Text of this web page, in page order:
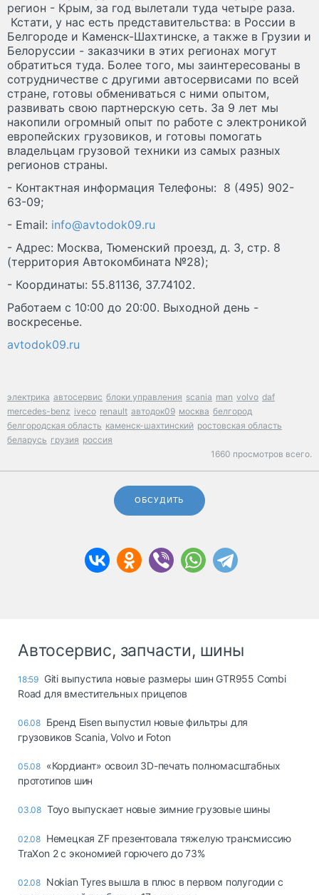
регион - Крым, за год вылетали туда четыре раза.
Кстати, у нас есть представительства: в России в
Белгороде и Каменск-Шахтинске, а также в Грузии и
Белоруссии - заказчики в этих регионах могут
обратиться туда. Более того, мы заинтересованы в
сотрудничестве с другими автосервисами по всей
стране, готовы обмениваться с ними опытом,
развивать свою партнерскую сеть. За 9 лет мы
накопили огромный опыт по работе с электроникой
европейских грузовиков, и готовы помогать
владельцам грузовой техники из самых разных
регионов страны.
- Контактная информация Телефоны: 8 (495) 902-
63-09;
- Email: info@avtodok09.ru
- Адрес: Москва, Тюменский проезд, д. 3, стр. 8
(территория Автокомбината №28);
- Координаты: 55.81136, 37.74102.
Работаем с 10:00 до 20:00. Выходной день -
воскресенье.
avtodok09.ru
электрика автосервис блоки управления scania man volvo daf
mercedes-benz iveco renault автодок09 москва белгород
белгородская область каменск-шахтинский ростовская область
беларусь грузия россия
1660 просмотров всего.
ОБСУДИТЬ
Автосервис, запчасти, шины
18:59 Giti выпустила новые размеры шин GTR955 Combi
Road для вместительных прицепов
06.08 Бренд Eisen выпустил новые фильтры для
грузовиков Scania, Volvo и Foton
05.08 «Кордиант» освоил 3D-печать полномасштабных
прототипов шин
03.08 Toyo выпускает новые зимние грузовые шины
02.08 Немецкая ZF презентовала тяжелую трансмиссию
TraXon 2 с экономией горючего до 73%
02.08 Nokian Tyres вышла в плюс в первом полугодии с